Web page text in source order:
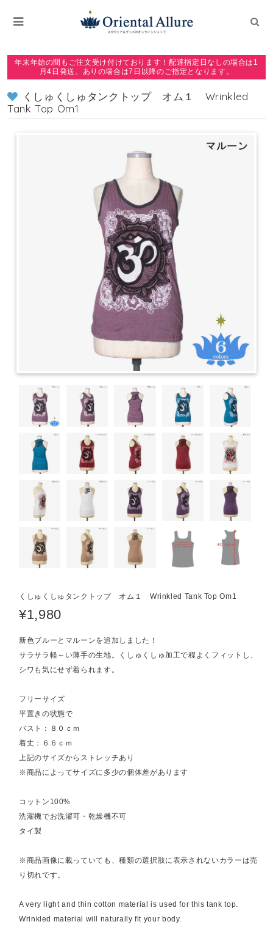
年末年始の間もご注文受け付けております！配達指定日なしの場合は1
月4日発送、ありの場合は7日以降のご指定となります。
くしゅくしゅタンクトップ オム１ Wrinkled
Tank Top Om1
くしゅくしゅタンクトップ オム１ Wrinkled Tank Top Om1
¥1,980
新色ブルーとマルーンを追加しました！
サラサラ軽～い薄手の生地。くしゅくしゅ加工で程よくフィットし、
シワも気にせず着られます。
フリーサイズ
平置きの状態で
バスト：８０ｃｍ
着丈：６６ｃｍ
上記のサイズからストレッチあり
※商品によってサイズに多少の個体差があります
コットン100%
洗濯機でお洗濯可・乾燥機不可
タイ製
※商品画像に載っていても、種類の選択肢に表示されないカラーは売
り切れです。
A very light and thin cotton material is used for this tank top.
Wrinkled material will naturally fit your body.